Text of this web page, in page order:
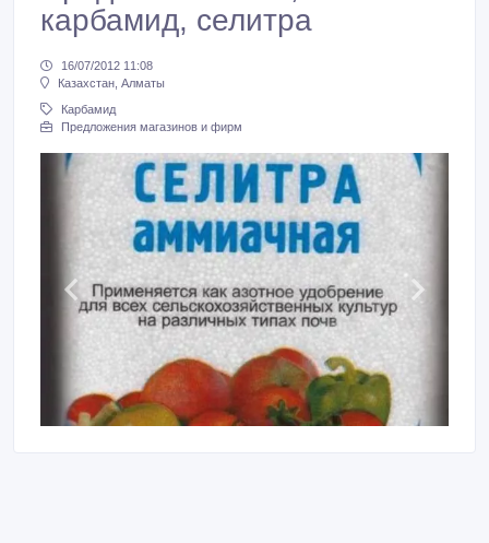
карбамид, селитра
16/07/2012 11:08
Казахстан, Алматы
Карбамид
Предложения магазинов и фирм